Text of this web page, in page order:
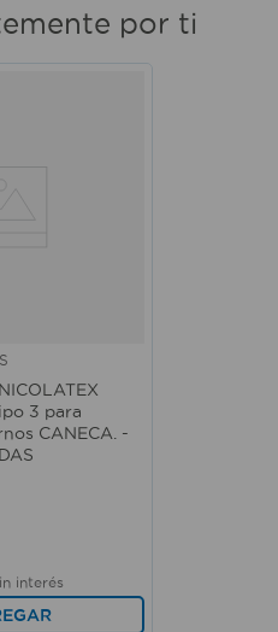
por ti
3 para
CANECA. -
interés